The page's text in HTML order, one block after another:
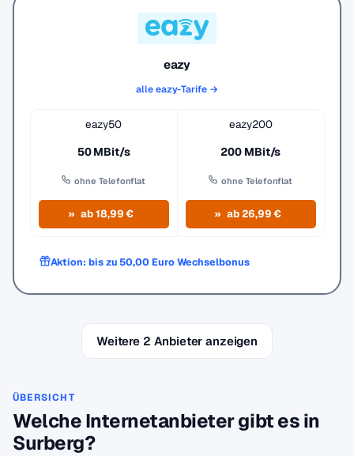
eazy
alle eazy-Tarife →
eazy50
50 MBit/s
ohne Telefonflat
ab 18,99 €
eazy200
200 MBit/s
ohne Telefonflat
ab 26,99 €
Aktion: bis zu 50,00 Euro Wechselbonus
Weitere 2 Anbieter anzeigen
ÜBERSICHT
Welche Internetanbieter gibt es in
Surberg?